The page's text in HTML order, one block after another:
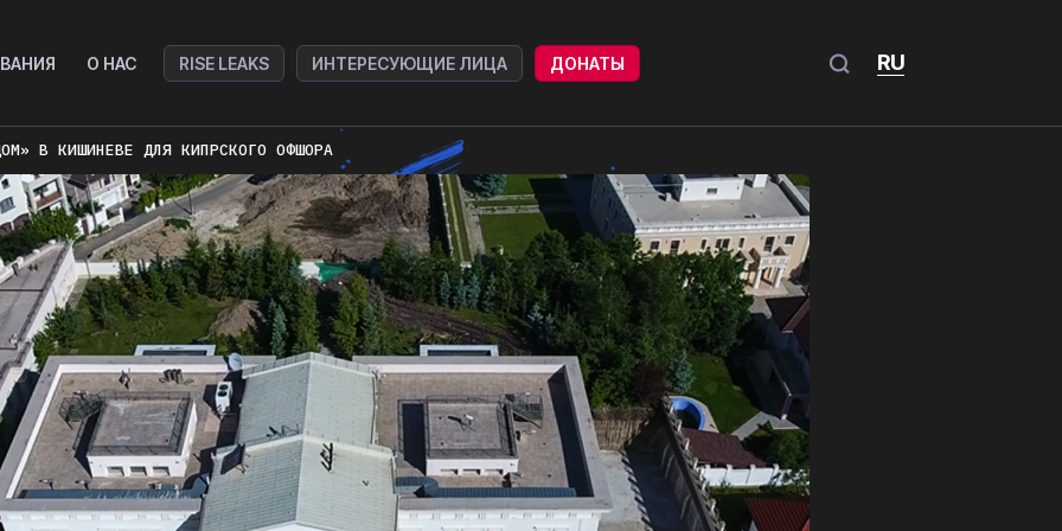
RU
О НАС RISE LEAKS ИНТЕРЕСУЮЩИЕ ЛИЦА ДОНАТЫ
В КИШИНЕВЕ ДЛЯ КИПРСКОГО ОФШОРА